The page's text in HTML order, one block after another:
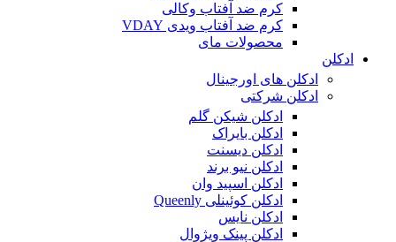
کرم ضد آفتاب وکالی
کرم ضد آفتاب ویدی VDAY
محصولات مای
ادکلن
ادکلن های اورجینال
ادکلن شرکتی
ادکلن شیکن گلم
ادکلن بایراک
ادکلن دیسنت
ادکلن نیو برند
ادکلن اسپید وان
ادکلن کوئینلی Queenly
ادکلن نایس
ادکلن پینک ویژوال